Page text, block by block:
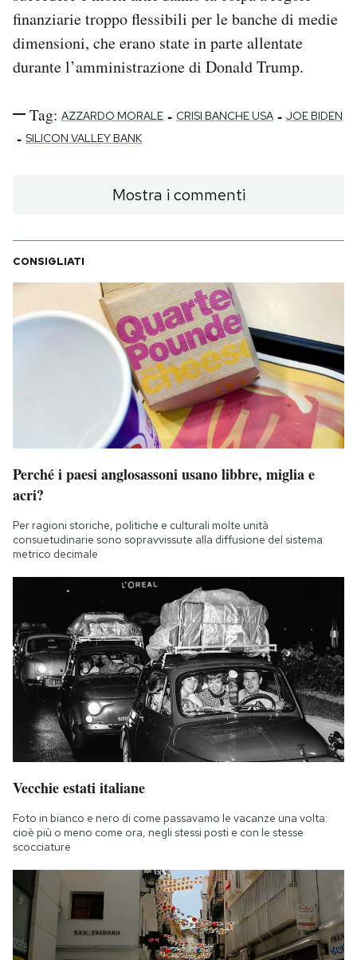
finanziarie troppo flessibili per le banche di medie
dimensioni, che erano state in parte allentate
durante l’amministrazione di Donald Trump.
Tag: AZZARDO MORALE - CRISI BANCHE USA - JOE BIDEN
- SILICON VALLEY BANK
Mostra i commenti
CONSIGLIATI
Perché i paesi anglosassoni usano libbre, miglia e
acri?
Per ragioni storiche, politiche e culturali molte unità
consuetudinarie sono sopravvissute alla diffusione del sistema
metrico decimale
Vecchie estati italiane
Foto in bianco e nero di come passavamo le vacanze una volta:
cioè più o meno come ora, negli stessi posti e con le stesse
scocciature